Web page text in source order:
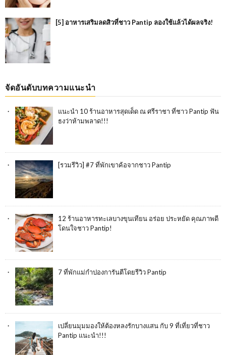
[5] อาหารเสริมลดสิวที่ชาว Pantip ลองใช้แล้วได้ผลจริง!
จัดอันดับบทความแนะนำ
แนะนำ 10 ร้านอาหารสุดเด็ด ณ ศรีราชา ที่ชาว Pantip ฟัน
ธงว่าห้ามพลาด!!!
[รวมรีวิว] #7 ที่พักเขาค้อจากชาว Pantip
12 ร้านอาหารทะเลบางขุนเทียน อร่อย ประหยัด คุณภาพดี
โดนใจชาว Pantip!
7 ที่พักแม่กำปองการันตีโดยรีวิว Pantip
เปลี่ยนมุมมองให้ต้องหลงรักบางแสน กับ 9 ที่เที่ยวที่ชาว
Pantip แนะนำ!!!